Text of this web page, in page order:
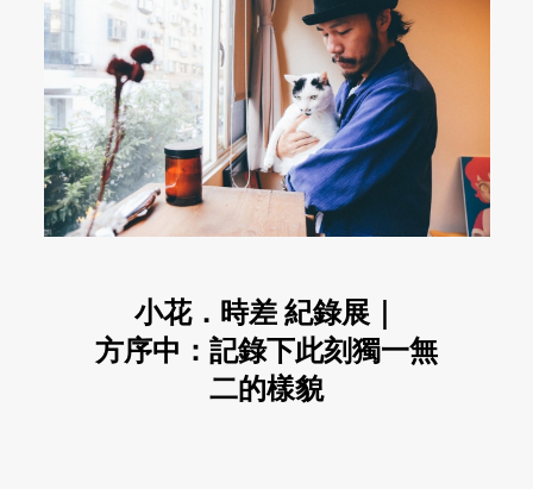
小花．時差 紀錄展｜
方序中：記錄下此刻獨一無
二的樣貌